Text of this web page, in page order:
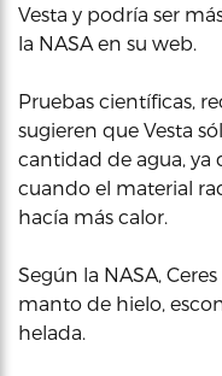
Vesta y podría ser
la NASA en su web.
Pruebas científicas,
sugieren que Vesta
cantidad de agua, ya
cuando el material
hacía más calor.
Según la NASA,
manto de hielo,
helada.